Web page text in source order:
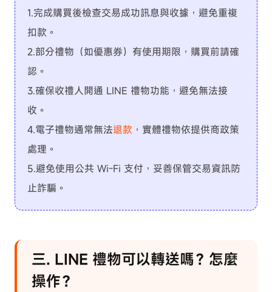
1.完成購買後檢查交易成功訊息與收據，避免重複
扣款。
2.部分禮物（如優惠券）有使用期限，購買前請確
認。
3.確保收禮人開通 LINE 禮物功能，避免無法接
收。
4.電子禮物通常無法退款 ，實體禮物依提供商政策
處理。
5.避免使用公共 Wi-Fi 支付，妥善保管交易資訊防
止詐騙。
三. LINE 禮物可以轉送嗎？怎麼
操作？